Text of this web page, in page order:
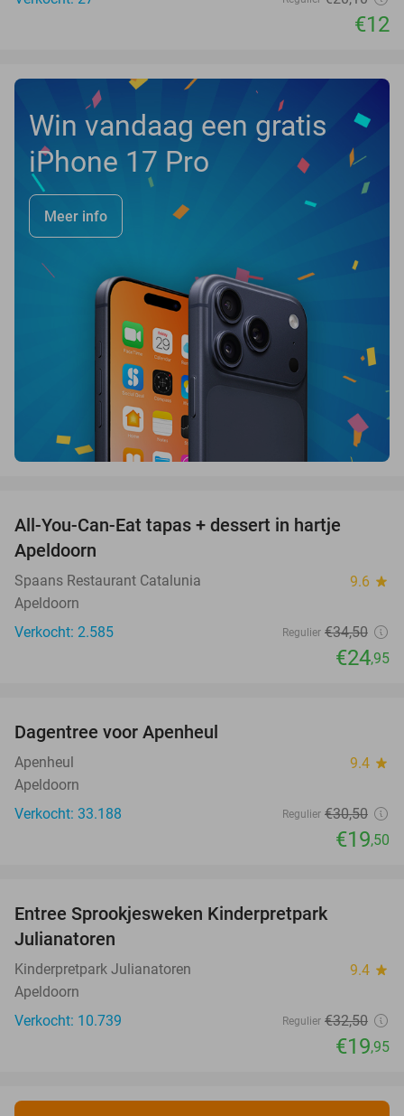
€12
Win vandaag een gratis
iPhone 17 Pro
Meer info
All-You-Can-Eat tapas + dessert in hartje
Apeldoorn
Spaans Restaurant Catalunia 9.6 star
Apeldoorn
Verkocht: 2.585
Regulier €34,50
€24,95
Dagentree voor Apenheul
Apenheul 9.4 star
Apeldoorn
Verkocht: 33.188
Regulier €30,50
€19,50
Entree Sprookjesweken Kinderpretpark
Julianatoren
Kinderpretpark Julianatoren 9.4 star
Apeldoorn
Verkocht: 10.739
Regulier €32,50
€19,95